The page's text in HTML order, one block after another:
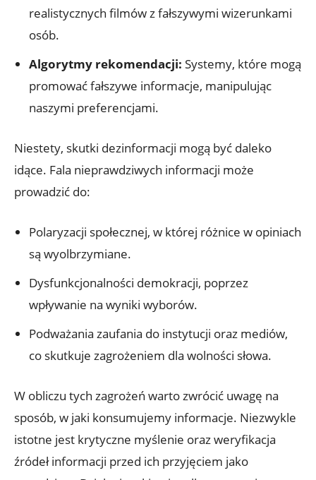
realistycznych filmów‌ z fałszywymi wizerunkami
osób.
Algorytmy rekomendacji: Systemy,⁤ które mogą
promować fałszywe informacje, manipulując
naszymi preferencjami.
Niestety, skutki dezinformacji mogą⁢ być daleko
idące. ⁢Fala nieprawdziwych informacji może⁤
prowadzić ‌do:
Polaryzacji społecznej, w której ⁣różnice w opiniach
są wyolbrzymiane.
Dysfunkcjonalności demokracji, poprzez
‍wpływanie⁤ na wyniki wyborów.
Podważania zaufania do instytucji oraz mediów,
co​ skutkuje‌ zagrożeniem dla wolności słowa.
W obliczu tych zagrożeń warto zwrócić uwagę na
sposób, w jaki konsumujemy⁤ informacje. Niezwykle
istotne ⁣jest krytyczne myślenie oraz weryfikacja
źródeł informacji przed ich przyjęciem jako